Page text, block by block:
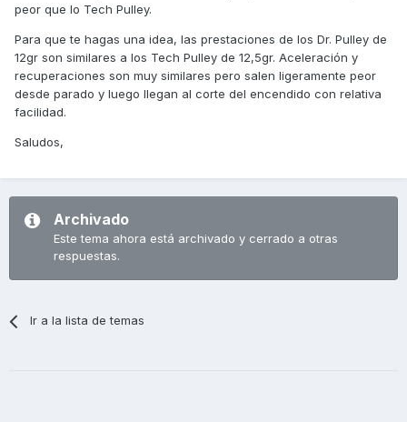
peor que lo Tech Pulley.
Para que te hagas una idea, las prestaciones de los Dr. Pulley de
12gr son similares a los Tech Pulley de 12,5gr. Aceleración y
recuperaciones son muy similares pero salen ligeramente peor
desde parado y luego llegan al corte del encendido con relativa
facilidad.
Saludos,
Archivado
Este tema ahora está archivado y cerrado a otras
respuestas.
Ir a la lista de temas